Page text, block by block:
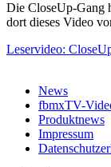
Die CloseUp-Gang
dort dieses Video
Leservideo:
News
fbmxTV-
Produktnews
Impressum